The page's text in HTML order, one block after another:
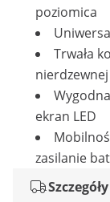
poziomica
Trwała
ekran LED
zasilanie